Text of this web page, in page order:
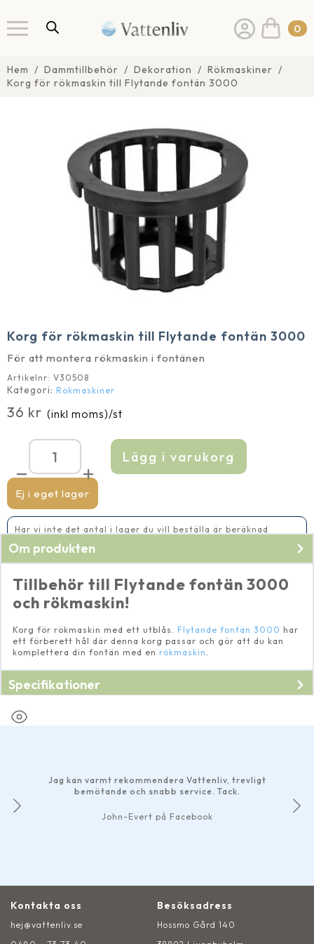
0
Hem Dammtillbehör Dekoration
Rökmaskiner
Korg för rökmaskin till Flytande fontän 3000
Korg för rökmaskin till Flytande fontän 3000
För att montera rökmaskin i fontänen
Artikelnr: V30508
Kategori: Rökmaskiner
36 kr (inkl moms)/st
Ej i eget lager
Korg
för
rökmaskin
till
Flytande
fontän
3000
mängd
Lägg i varukorg
Har vi inte det antal i lager du vill beställa är beräknad
Om produkten
Tillbehör till Flytande fontän 3000
och rökmaskin!
Korg för rökmaskin med ett utblås. Flytande fontän 3000 har
ett förberett hål där denna korg passar och gör att du kan
komplettera din fontän med en rökmaskin .
Specifikationer
Jag kan varmt rekommendera Vattenliv, trevligt
bemötande och snabb service. Tack.
John-Evert på Facebook
Kontakta oss
hej@vattenliv.se
Besöksadress
Hossmo Gård 140